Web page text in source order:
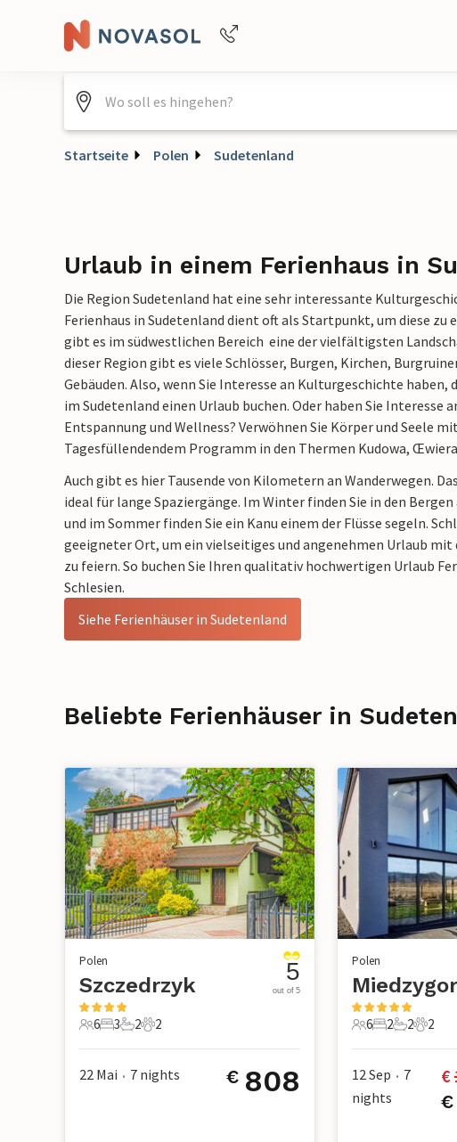
Startseite Polen Sudetenland
Urlaub in einem Ferienhaus in
Die Region Sudetenland hat eine sehr interessante
Ferienhaus in Sudetenland dient oft als Startpunkt, um diese zu
gibt es im südwestlichen Bereich eine der vielfältigsten
dieser Region gibt es viele Schlösser, Burgen, Kirchen,
Gebäuden. Also, wenn Sie Interesse an Kulturgeschichte haben,
im Sudetenland einen Urlaub buchen. Oder haben Sie Interesse
Entspannung und Wellness? Verwöhnen Sie Körper und Seele
Tagesfüllendendem Programm in den Thermen Kudowa,
Auch gibt es hier Tausende von Kilometern an Wanderwegen.
ideal für lange Spaziergänge. Im Winter finden Sie in den
und im Sommer finden Sie ein Kanu einem der Flüsse segeln.
geeigneter Ort, um ein vielseitiges und angenehmen Urlaub mit
zu feiern. So buchen Sie Ihren qualitativ hochwertigen Urlaub
Schlesien.
Siehe Ferienhäuser in Sudetenland
Beliebte Ferienhäuser in
Polen
Szczedrzyk
6 Gäste
6
3 Schlafzimmer
3
2 Badezimmer
2
2 Haustiere
2
5
out of 5
22 Mai • 7 nights € 808
Polen
6 Gäste
6
2
2
2
2
2
2
12 Sep • 7
nights
€
€